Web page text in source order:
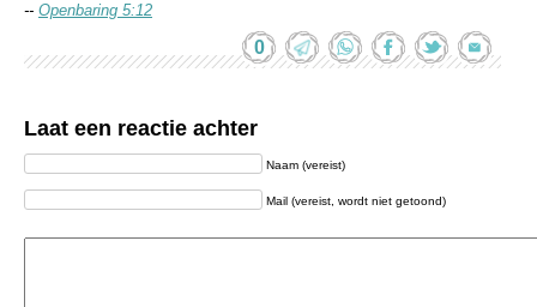
-- Openbaring 5:12
0
Laat een reactie achter
Naam (vereist)
Mail (vereist, wordt niet getoond)